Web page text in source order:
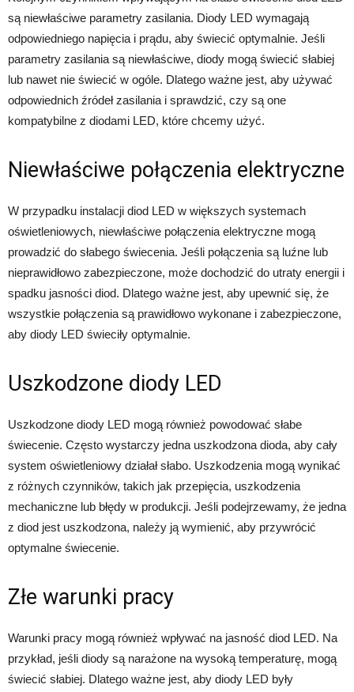
są niewłaściwe parametry zasilania. Diody LED wymagają
odpowiedniego napięcia i prądu, aby świecić optymalnie. Jeśli
parametry zasilania są niewłaściwe, diody mogą świecić słabiej
lub nawet nie świecić w ogóle. Dlatego ważne jest, aby używać
odpowiednich źródeł zasilania i sprawdzić, czy są one
kompatybilne z diodami LED, które chcemy użyć.
Niewłaściwe połączenia elektryczne
W przypadku instalacji diod LED w większych systemach
oświetleniowych, niewłaściwe połączenia elektryczne mogą
prowadzić do słabego świecenia. Jeśli połączenia są luźne lub
nieprawidłowo zabezpieczone, może dochodzić do utraty energii i
spadku jasności diod. Dlatego ważne jest, aby upewnić się, że
wszystkie połączenia są prawidłowo wykonane i zabezpieczone,
aby diody LED świeciły optymalnie.
Uszkodzone diody LED
Uszkodzone diody LED mogą również powodować słabe
świecenie. Często wystarczy jedna uszkodzona dioda, aby cały
system oświetleniowy działał słabo. Uszkodzenia mogą wynikać
z różnych czynników, takich jak przepięcia, uszkodzenia
mechaniczne lub błędy w produkcji. Jeśli podejrzewamy, że jedna
z diod jest uszkodzona, należy ją wymienić, aby przywrócić
optymalne świecenie.
Złe warunki pracy
Warunki pracy mogą również wpływać na jasność diod LED. Na
przykład, jeśli diody są narażone na wysoką temperaturę, mogą
świecić słabiej. Dlatego ważne jest, aby diody LED były